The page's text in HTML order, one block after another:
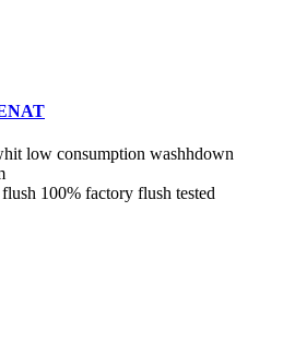
low consumption washhdown
100% factory flush tested